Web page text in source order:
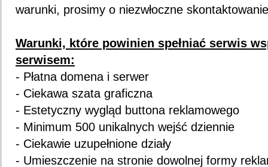
warunki, prosimy o niezwłoczne
Warunki, które powinien spełniać serwis
serwisem:
- Płatna domena i serwer
- Ciekawa szata graficzna
- Estetyczny wygląd buttona reklamowego
- Minimum 500 unikalnych wejść dziennie
- Ciekawie uzupełnione działy
- Umieszczenie na stronie dowolnej formy